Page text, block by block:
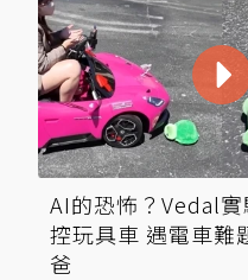
AI的恐怖？Vedal
控玩具車 遇電車難
爸